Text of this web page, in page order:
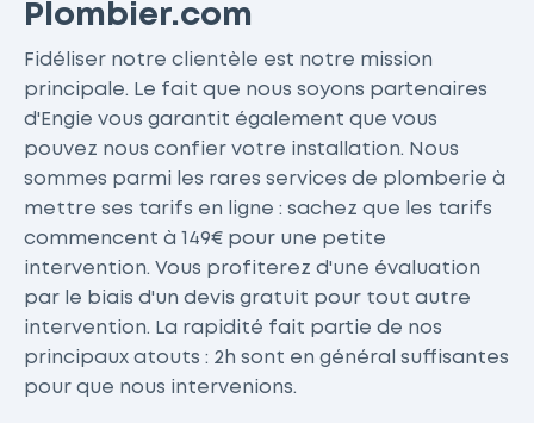
Plombier.com
Fidéliser notre clientèle est notre mission
principale. Le fait que nous soyons partenaires
d'Engie vous garantit également que vous
pouvez nous confier votre installation. Nous
sommes parmi les rares services de plomberie à
mettre ses tarifs en ligne : sachez que les tarifs
commencent à 149€ pour une petite
intervention. Vous profiterez d'une évaluation
par le biais d'un devis gratuit pour tout autre
intervention. La rapidité fait partie de nos
principaux atouts : 2h sont en général suffisantes
pour que nous intervenions.